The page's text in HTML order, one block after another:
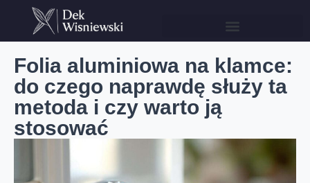
Folia aluminiowa na klamce:
do czego naprawdę służy ta
metoda i czy warto ją
stosować